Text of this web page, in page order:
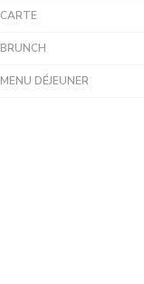
CARTE
BRUNCH
MENU DÉJEUNER